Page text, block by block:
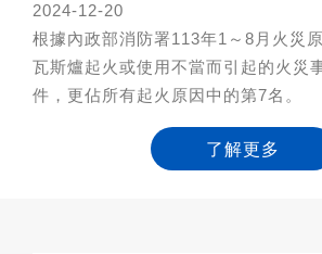
2024-12-20
根據內政部消防署113年1～8月火災
瓦斯爐起火或使用不當而引起的火災
件，更佔所有起火原因中的第7名。
了解更多